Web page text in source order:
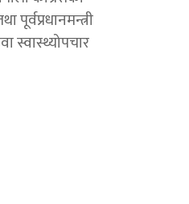
पूर्वप्रधानमन्त्री
स्वास्थ्योपचार